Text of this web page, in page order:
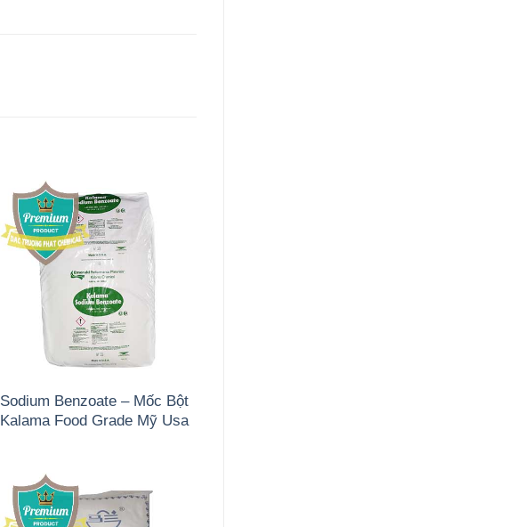
Sodium Benzoate – Mốc Bột
Kalama Food Grade Mỹ Usa